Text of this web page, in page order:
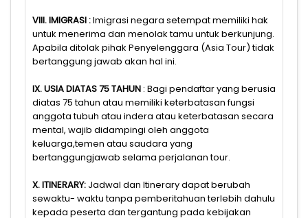
VIII. IMIGRASI :Imigrasi negara setempat memiliki hak
untuk menerima dan menolak tamu untuk berkunjung.
Apabila ditolak pihak Penyelenggara (Asia Tour) tidak
bertanggung jawab akan hal ini.
IX. USIA DIATAS 75 TAHUN : Bagi pendaftar yang berusia
diatas 75 tahun atau memiliki keterbatasan fungsi
anggota tubuh atau indera atau keterbatasan secara
mental, wajib didampingi oleh anggota
keluarga,temen atau saudara yang
bertanggungjawab selama perjalanan tour.
X. ITINERARY: Jadwal dan Itinerary dapat berubah
sewaktu- waktu tanpa pemberitahuan terlebih dahulu
kepada peserta dan tergantung pada kebijakan